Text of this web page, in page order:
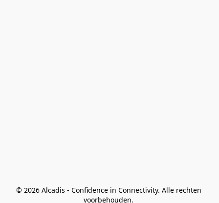
© 2026 Alcadis - Confidence in Connectivity. Alle rechten
voorbehouden.